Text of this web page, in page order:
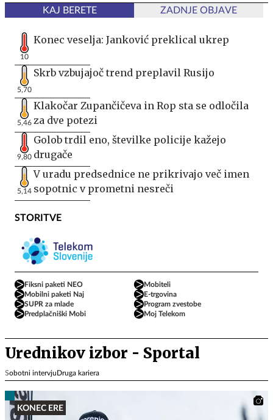
KAJ BERETE ZADNJE OBJAVE
10
Konec veselja: Janković preklical ukrep
5,70
Skrb vzbujajoč trend preplavil Rusijo
5,46
Klakočar Zupančičeva in Rop sta se odločila
za dve potezi
9,80
Golob trdil eno, številke policije kažejo
drugače
5,14
V uradu predsednice ne prikrivajo več imen
sopotnic v prometni nesreči
STORITVE
Fiksni paketi NEO
Mobiteli
Mobilni paketi Naj
E-trgovina
SUPR za mlade
Program zvestobe
Predplačniški Mobi
Moj Telekom
Urednikov izbor - Sportal
Sobotni intervjuDruga kariera
KONEC ERE